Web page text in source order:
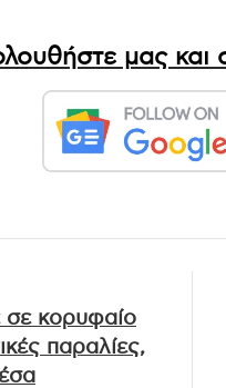
μας και
σε κορυφαίο
παραλίες,